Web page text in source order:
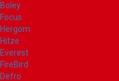
Boley
Focus
Hergom
Hitze
Everest
FireBird
Defro